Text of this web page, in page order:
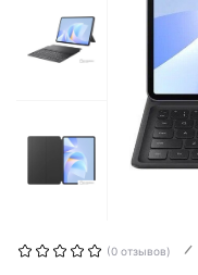
(0 отзывов)